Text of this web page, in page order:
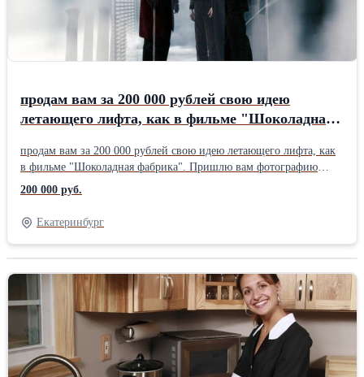
продам вам за 200 000 рублей свою идею
летающего лифта, как в фильме "Шоколадная
летающего лифта
продам вам за 200 000 рублей свою идею летающего лифта, как
в фильме "Шоколадная фабрика". Пришлю вам фотографию
летающего лифта. Если хотите купить мою идею летающего
лифта, как из фильма "Шоколадная фабрика", то можете
связаться со мной в социальных сетях: Телеграм @Levani
Gabaraev, Инстаграм @levaniklasniy, Фейсбук Levani Gabaraev,
WhatsApp +79068036096 или по электронной почте
области, в городе Екатеринбурге. Меня зовут Левани Габараев
Раминавич.)
200 000 руб.
Екатеринбург